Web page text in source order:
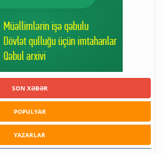
SON XƏBƏR
POPULYAR
YAZARLAR